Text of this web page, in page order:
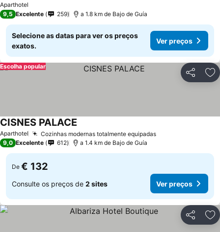
Aparthotel
9,5 Excelente 259 a 1.8 km de Bajo de Guía
Selecione as datas para ver os preços
exatos.
Ver preços
Partilhar
Escolha popular
Aparthotel Cozinhas modernas totalmente equipadas
CISNES PALACE
9,0 Excelente 612 a 1.4 km de Bajo de Guía
De € 132
Consulte os preços de 2 sites Ver preços
Partilhar